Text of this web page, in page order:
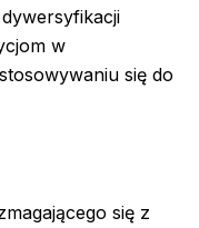
w
się do
się z